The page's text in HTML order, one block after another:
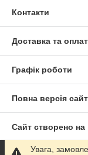
Контакти
Доставка та
Графік роботи
Повна версія
Сайт створено на
Увага,